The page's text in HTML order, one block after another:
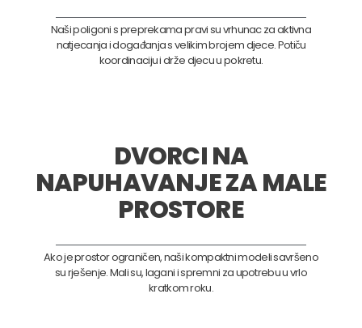
Naši poligoni s preprekama pravi su vrhunac za aktivna
natjecanja i događanja s velikim brojem djece. Potiču
koordinaciju i drže djecu u pokretu.
DVORCI NA
NAPUHAVANJE ZA MALE
PROSTORE
Ako je prostor ograničen, naši kompaktni modeli savršeno
su rješenje. Mali su, lagani i spremni za upotrebu u vrlo
kratkom roku.